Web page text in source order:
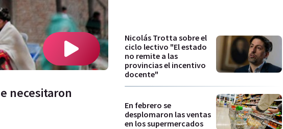
necesitaron
Nicolás Trotta sobre el
ciclo lectivo "El estado
no remite a las
provincias el incentivo
docente"
En febrero se
desplomaron las ventas
en los supermercados